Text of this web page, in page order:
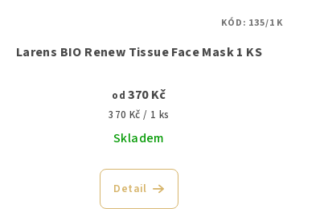
Larens BIO Renew Tissue Face Mask 1 KS
od 370 Kč
Měrná
cena:
370 Kč / 1 ks
Skladem
Detail
KÓD: 135/1 K